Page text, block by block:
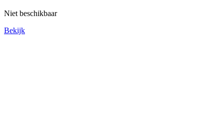
Niet beschikbaar
Bekijk